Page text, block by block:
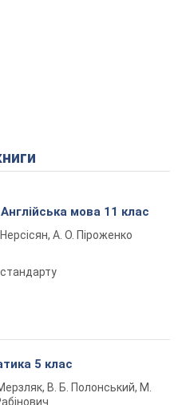
мова 11 клас
А. О. Піроженко
стандарту
5 клас
В. Б. Полонський, М.